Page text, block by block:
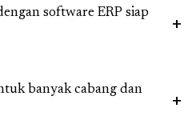
software ERP siap
banyak cabang dan